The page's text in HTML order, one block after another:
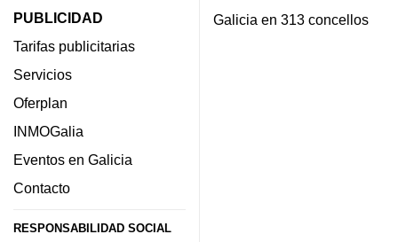
PUBLICIDAD
Tarifas publicitarias
Servicios
Oferplan
INMOGalia
Eventos en Galicia
Contacto
RESPONSABILIDAD SOCIAL
Galicia en 313 concellos